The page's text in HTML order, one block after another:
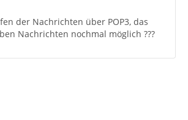
der Nachrichten über POP3, das
Nachrichten nochmal möglich ???